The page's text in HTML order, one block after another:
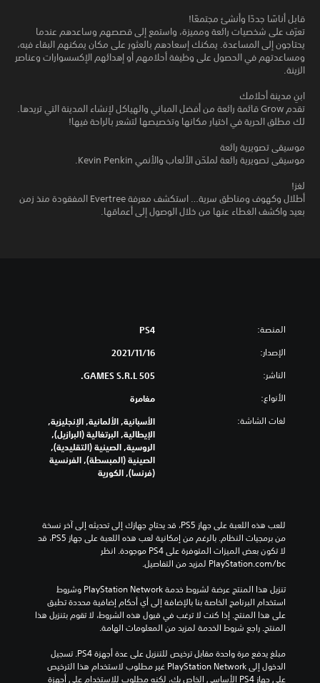
قابل أناسًا جددًا وأنشئ مجتمعًا!
تعرّف على شخصيات رائعة ومميزة، واستمع إلى قصصهم وساعدهم عندما
يحتاجون إلى المساعدة. يمكنك إسعادهم بالعثور على مكان يمكنهم البقاء فيه،
ومساعدتهم في الحصول على وظيفة أحلامهم أو إهدائهم الإكسسوارات وعناصر
الزينة.
ابنِ مدينة أحلامك
تقدم Grow قائمة رائعة من أفضل المباني والهياكل لإنشاء المدينة التي تريدها.
لك مطلق الحرية في اختيار مكانها وتخصيصها لتشعر بالراحة فيها!
موسيقى تصويرية رائعة
موسيقى تصويرية رائعة لملحّن الألعاب والأنمي Kevin Penkin.
لغز!
أطلال وكهوف ومناطق سرية… استكشف معرفة Evertree المفقودة منذ زمن
بعيد واكشف الغطاء عنها من خلال الوصول إلى أعماقها.
المنصة: PS4
الإصدار: 16‏/11‏/2021
الناشر: 505 GAMES S.R.L.
الأنواع: مغامرة
لغات الشاشة:
الأسبانية, الألمانية, الإنجليزية,
الإيطالية, البرتغالية (البرازيل),
الروسية, الصينية (التقليدية),
الصينية (المبسطة), الفرنسية
(فرنسا), الكورية
‎PlayStation.com/bc لمزيد من التفاصيل.
المنتج. راجع شروط الخدمة لمزيد من المعلومات الهامة.